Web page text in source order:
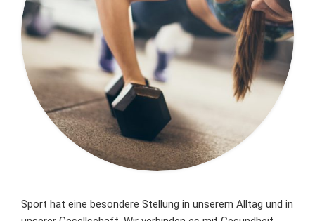
Sport hat eine besondere Stellung in unserem Alltag und in